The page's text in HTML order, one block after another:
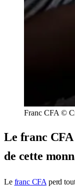
Franc CFA ©
Le franc CFA
de cette
Le franc CFA perd